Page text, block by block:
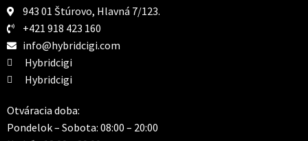
943 01 Štúrovo, Hlavná 7/123.
+421 918 423 160
info@hybridcigi.com
Hybridcigi
Hybridcigi
Otváracia doba:
Pondelok – Sobota: 08:00 – 20:00